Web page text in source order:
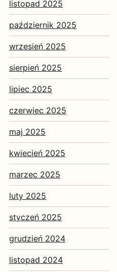
listopad 2025
październik 2025
wrzesień 2025
sierpień 2025
lipiec 2025
czerwiec 2025
maj 2025
kwiecień 2025
marzec 2025
luty 2025
styczeń 2025
grudzień 2024
listopad 2024